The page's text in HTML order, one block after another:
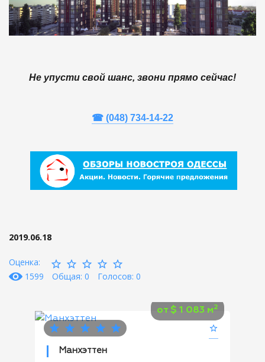
Не упусти свой шанс, звони прямо сейчас!
☎ (048) 734-14-22
2019.06.18
Оценка:
1599
Общая: 0 Голосов: 0
от $ 1 083 м2
Манхэттен